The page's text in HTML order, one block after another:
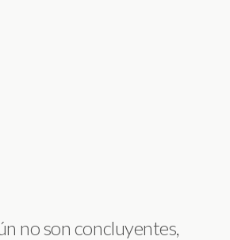
no son concluyentes,